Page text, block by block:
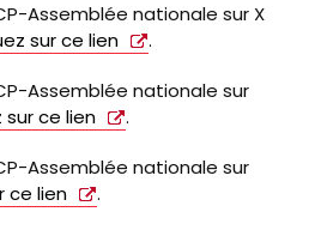
Assemblée nationale sur X
sur ce lien
.
Assemblée nationale sur
sur ce lien
.
Assemblée nationale sur
ce lien
.